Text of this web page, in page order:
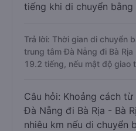
tiếng khi di chuyển bằng
Trả lời: Thời gian di chuyển
trung tâm Đà Nẵng đi Bà Rịa
19.2 tiếng, nếu mật độ giao
Câu hỏi: Khoảng cách
Đà Nẵng đi Bà Rịa - Bà
nhiêu km nếu di chuyển